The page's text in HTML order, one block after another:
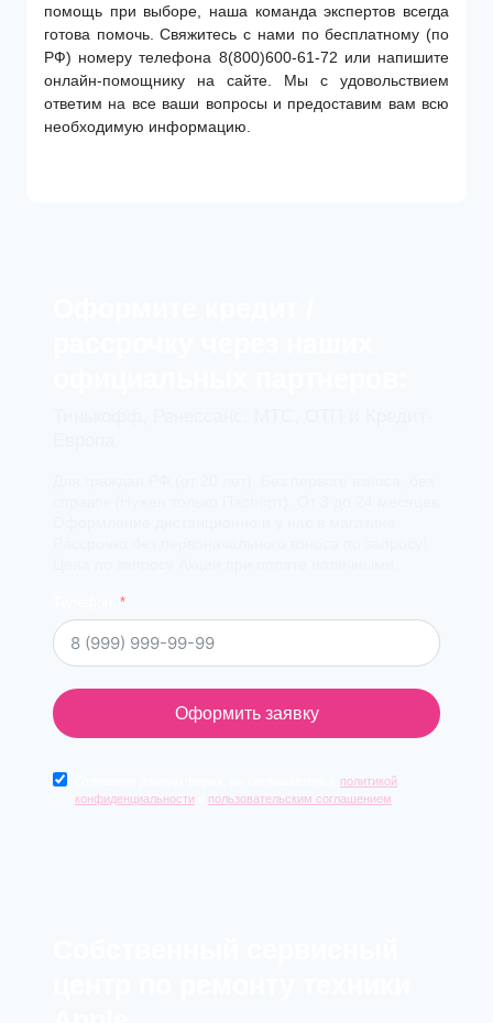
помощь при выборе, наша команда экспертов всегда
готова помочь. Свяжитесь с нами по бесплатному (по
РФ) номеру телефона 8(800)600-61-72 или напишите
онлайн-помощнику на сайте. Мы с удовольствием
ответим на все ваши вопросы и предоставим вам всю
необходимую информацию.
Оформить заявку
политикой
конфиденциальности
пользовательским соглашением